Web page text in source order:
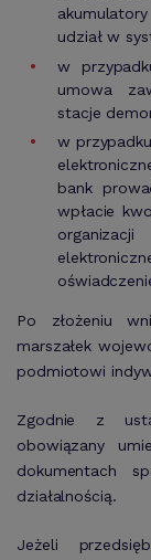
udział w
w
umowa
stacje
w
bank
wpłacie
Po złożeniu
marszałek
podmiotowi
Zgodnie z
obowiązany
dokumentach
działalnością.
Jeżeli